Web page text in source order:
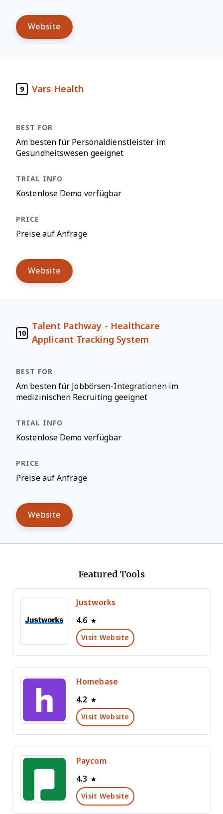
Website
9 Vars Health
Am besten für Personaldienstleister im
Gesundheitswesen geeignet
Kostenlose Demo verfügbar
Preise auf Anfrage
Website
10
Talent Pathway - Healthcare
Applicant Tracking System
Am besten für Jobbörsen-Integrationen im
medizinischen Recruiting geeignet
Kostenlose Demo verfügbar
Preise auf Anfrage
Website
Featured Tools
Justworks
4.6
Visit Website
Homebase
4.2
Visit Website
Paycom
4.3
Visit Website